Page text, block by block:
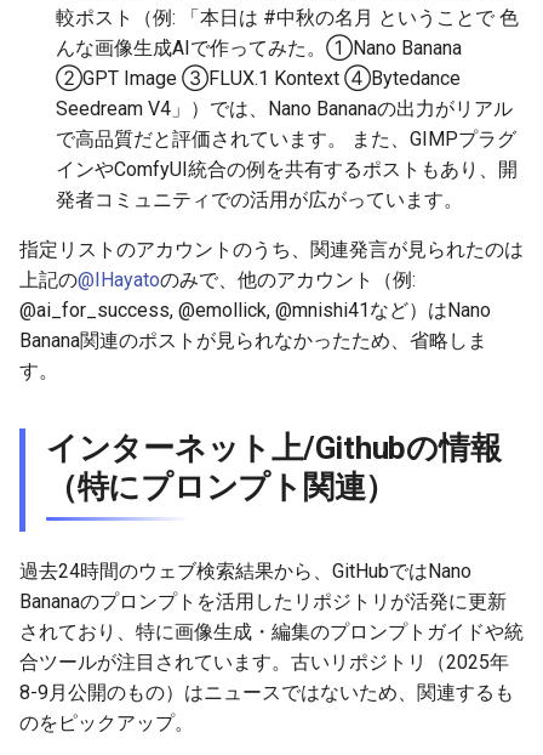
2026-05-26
2026-05-25
2026-05-24
2026-05-23
2026-05-22
2026-05-21
2026-05-19
2026-05-18
2026-05-16
2026-05-15
2025-11-10
2025-11-09
2025-11-08
2025-11-07
2025-11-06
2025-11-05
2025-11-03
2025-11-02
2025-10-31
2025-10-30
2026-05-26
2026-05-25
2026-05-24
2026-05-23
2026-05-22
2026-05-21
2026-05-19
2026-05-18
2026-05-16
2026-05-15
2025-11-10
2025-11-09
2025-11-08
2025-11-07
2025-11-06
2025-11-05
2025-11-03
2025-11-02
2025-10-31
2025-10-30
2026-05-23
2026-05-22
2026-05-21
2026-05-20
2026-05-19
2026-05-18
2026-05-17
2026-05-16
2026-05-15
2026-05-13
2026-05-12
2026-05-11
2026-05-22
2026-05-21
2026-05-20
2026-05-19
2026-05-18
2026-05-17
2026-05-15
2026-05-14
2026-05-12
2026-05-11
2025-11-10
2025-11-09
2025-11-08
2025-11-07
2025-11-06
2025-11-05
2025-11-03
2025-11-02
2025-10-31
2025-10-30
2026-05-26
2026-05-25
2026-05-24
2026-05-23
2026-05-22
2026-05-21
2026-05-18
較ポスト（例: 「本日は #中秋の名月 ということで 色
んな画像生成AIで作ってみた。①Nano Banana
②GPT Image ③FLUX.1 Kontext ④Bytedance
Seedream V4」）では、Nano Bananaの出力がリアル
で高品質だと評価されています。 また、GIMPプラグ
インやComfyUI統合の例を共有するポストもあり、開
発者コミュニティでの活用が広がっています。
指定リストのアカウントのうち、関連発言が見られたのは
上記の@IHayatoのみで、他のアカウント（例:
@ai_for_success, @emollick, @mnishi41など）はNano
Banana関連のポストが見られなかったため、省略しま
す。
インターネット上/Githubの情報
（特にプロンプト関連）
過去24時間のウェブ検索結果から、GitHubではNano
Bananaのプロンプトを活用したリポジトリが活発に更新
されており、特に画像生成・編集のプロンプトガイドや統
合ツールが注目されています。古いリポジトリ（2025年
8-9月公開のもの）はニュースではないため、関連するも
のをピックアップ。